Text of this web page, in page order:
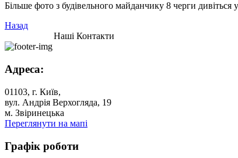
Більше фото з будівельного майданчику 8 черги дивіться
Назад
Наші Контакти
Адреса:
01103, г. Київ,
вул. Андрія Верхогляда, 19
м. Звіринецька
Переглянути на мапі
Графік роботи